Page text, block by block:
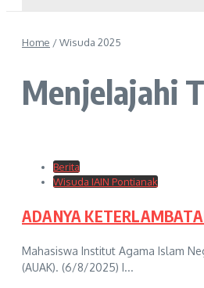
Home /Wisuda 2025
Menjelajahi
Berita
Wisuda IAIN Pontianak
ADANYA
Mahasiswa Institut Agama Islam
(AUAK). (6/8/2025) I...